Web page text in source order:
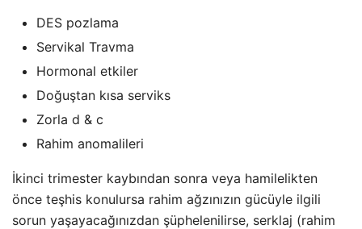
DES pozlama
Servikal Travma
Hormonal etkiler
Doğuştan kısa serviks
Zorla d & c
Rahim anomalileri
İkinci trimester kaybından sonra veya hamilelikten
önce teşhis konulursa rahim ağzınızın gücüyle ilgili
sorun yaşayacağınızdan şüphelenilirse, serklaj (rahim